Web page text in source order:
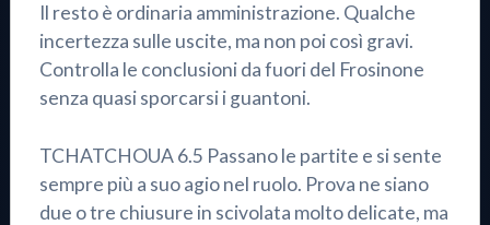
Il resto è ordinaria amministrazione. Qualche
incertezza sulle uscite, ma non poi così gravi.
Controlla le conclusioni da fuori del Frosinone
senza quasi sporcarsi i guantoni.
TCHATCHOUA 6.5 Passano le partite e si sente
sempre più a suo agio nel ruolo. Prova ne siano
due o tre chiusure in scivolata molto delicate, ma